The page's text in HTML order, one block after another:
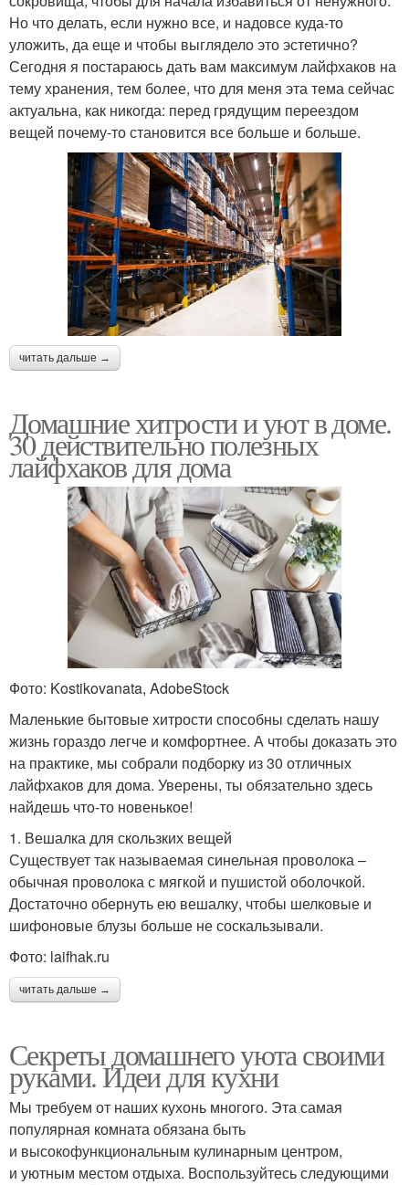
Но что делать, если нужно все, и надовсе куда-то
уложить, да еще и чтобы выглядело это эстетично?
Сегодня я постараюсь дать вам максимум лайфхаков на
тему хранения, тем более, что для меня эта тема сейчас
актуальна, как никогда: перед грядущим переездом
вещей почему-то становится все больше и больше.
читать дальше →
Домашние хитрости и уют в доме.
30 действительно полезных
лайфхаков для дома
Фото: Kostikovanata, AdobeStock
Маленькие бытовые хитрости способны сделать нашу
жизнь гораздо легче и комфортнее. А чтобы доказать это
на практике, мы собрали подборку из 30 отличных
лайфхаков для дома. Уверены, ты обязательно здесь
найдешь что-то новенькое!
1. Вешалка для скользких вещей
Существует так называемая синельная проволока –
обычная проволока с мягкой и пушистой оболочкой.
Достаточно обернуть ею вешалку, чтобы шелковые и
шифоновые блузы больше не соскальзывали.
Фото: laifhak.ru
читать дальше →
Секреты домашнего уюта своими
руками. Идеи для кухни
Мы требуем от наших кухонь многого. Эта самая
популярная комната обязана быть
и высокофункциональным кулинарным центром,
и уютным местом отдыха. Воспользуйтесь следующими